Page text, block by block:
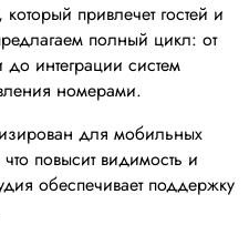
, который привлечет гостей и
полный цикл: от
интеграции систем
номерами.
для мобильных
повысит видимость и
обеспечивает поддержку